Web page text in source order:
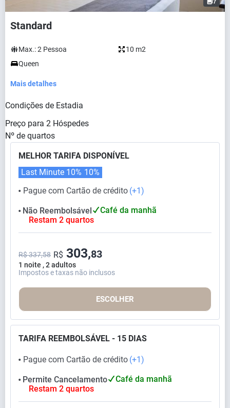
7
Standard
Max.:2 Pessoa
10 m2
Queen
Mais detalhes
Condições de Estadia
Preço para 2 Hóspedes
Nº de quartos
MELHOR TARIFA DISPONÍVEL
⬤ Pague com Cartão de crédito (+1)
Last Minute 10% 10%
⬤ Não Reembolsável
Café da manhã
Restam 2 quartos
1 noite , 2 adultos
R$ 337,58 R$ 303,83
Impostos e taxas não inclusos
ESCOLHER
TARIFA REEMBOLSÁVEL - 15 DIAS
⬤ Pague com Cartão de crédito (+1)
⬤ Permite Cancelamento
Café da manhã
Restam 2 quartos